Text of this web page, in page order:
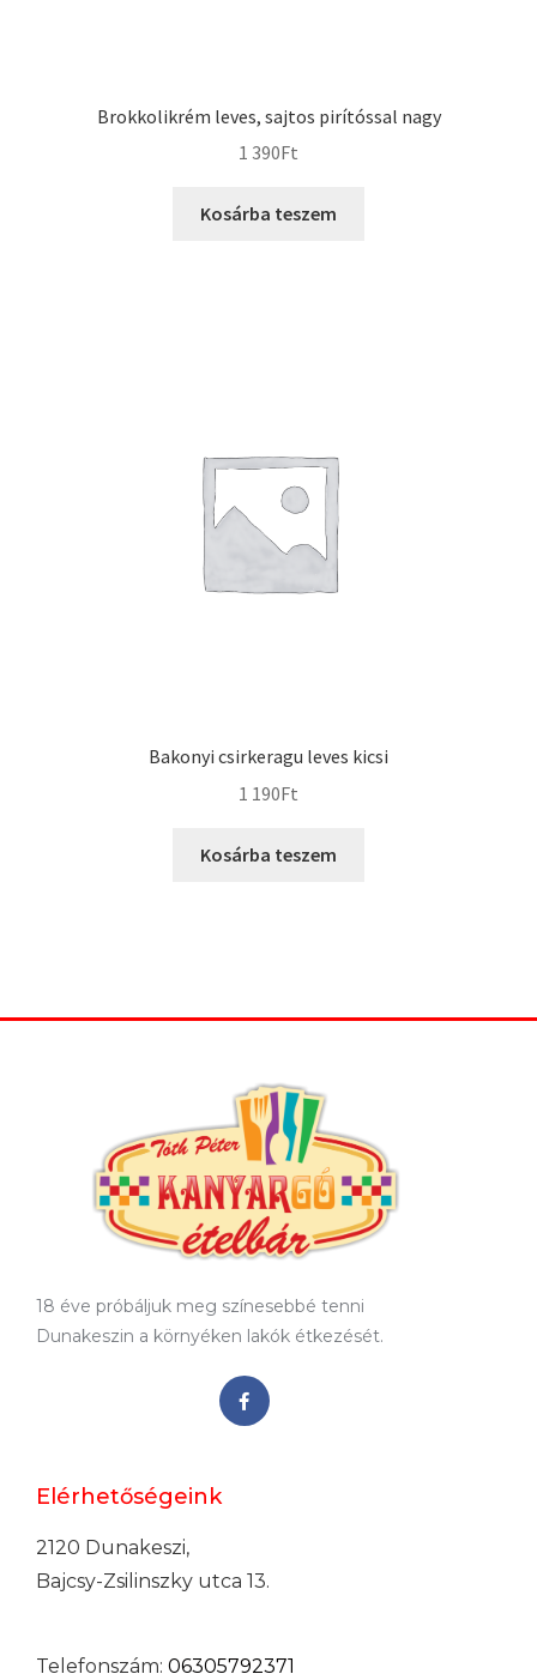
Brokkolikrém leves, sajtos pirítóssal nagy
1 390Ft
Kosárba teszem
Bakonyi csirkeragu leves kicsi
1 190Ft
Kosárba teszem
18 éve próbáljuk meg színesebbé tenni
Dunakeszin a környéken lakók étkezését.
Elérhetőségeink
2120 Dunakeszi,
Bajcsy-Zsilinszky utca 13.
Telefonszám: 06305792371